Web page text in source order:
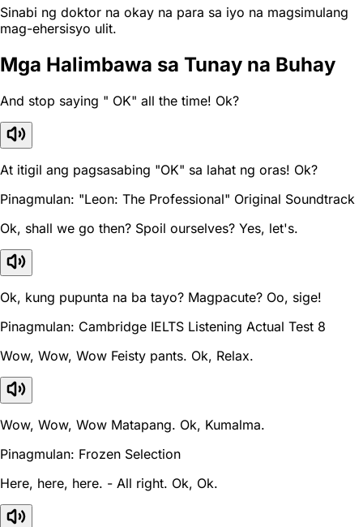
Sinabi ng doktor na okay na para sa iyo na magsimulang
mag-ehersisyo ulit.
Mga Halimbawa sa Tunay na Buhay
And stop saying " OK" all the time! Ok?
At itigil ang pagsasabing "OK" sa lahat ng oras! Ok?
Pinagmulan: "Leon: The Professional" Original Soundtrack
Ok, shall we go then? Spoil ourselves? Yes, let's.
Ok, kung pupunta na ba tayo? Magpacute? Oo, sige!
Pinagmulan: Cambridge IELTS Listening Actual Test 8
Wow, Wow, Wow Feisty pants. Ok, Relax.
Wow, Wow, Wow Matapang. Ok, Kumalma.
Pinagmulan: Frozen Selection
Here, here, here. - All right. Ok, Ok.